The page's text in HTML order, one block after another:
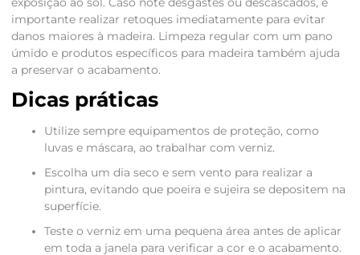
exposição ao sol. Caso note desgastes ou descascados, é
importante realizar retoques imediatamente para evitar
danos maiores à madeira. Limpeza regular com um pano
úmido e produtos específicos para madeira também ajuda
a preservar o acabamento.
Dicas práticas
Utilize sempre equipamentos de proteção, como
luvas e máscara, ao trabalhar com verniz.
Escolha um dia seco e sem vento para realizar a
pintura, evitando que poeira e sujeira se depositem na
superfície.
Teste o verniz em uma pequena área antes de aplicar
em toda a janela para verificar a cor e o acabamento.